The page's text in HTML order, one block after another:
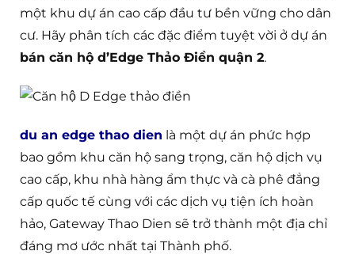
một khu dự án cao cấp đầu tư bền vững cho dân
cư. Hãy phân tích các đặc điểm tuyệt vời ở dự án
bán căn hộ d’Edge Thảo Điền quận 2.
du an edge thao dien là một dự án phức hợp
bao gồm khu căn hộ sang trọng, căn hộ dịch vụ
cao cấp, khu nhà hàng ẩm thực và cà phê đẳng
cấp quốc tế cùng với các dịch vụ tiện ích hoàn
hảo, Gateway Thao Dien sẽ trở thành một địa chỉ
đáng mơ ước nhất tại Thành phố.